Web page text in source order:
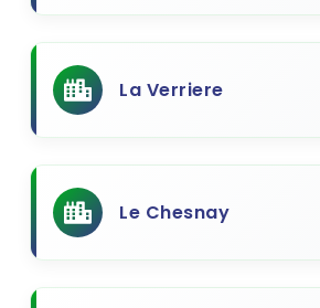
La Verriere
Le Chesnay